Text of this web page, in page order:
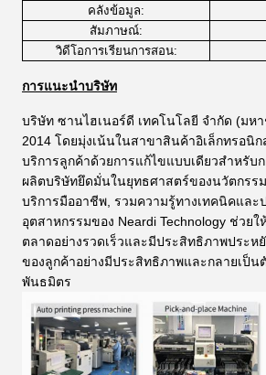
คลังข้อมูล:
สัมภาษณ์:
วิดีโอการเรียนการสอน:
การแนะนําบริษัท
บริษัท ซานไฮเนอร์ดี เทคโนโลยี จํากัด (มห
2014 โดยมุ่งเน้นในสาขาสินค้าอิเล็กทรอนิ
บริการลูกค้าด้วยการแก้ไขแบบเดียวสําหรับ
ผลิตบริษัทยึดมั่นในยุทธศาสตร์ของนวัตกรร
บริการมืออาชีพ, รวมความรู้ทางเทคนิคแล
อุตสาหกรรมของ Neardi Technology ช่วย
ตลาดอย่างรวดเร็วและมีประสิทธิภาพประห
ของลูกค้าอย่างมีประสิทธิภาพและกลายเป็
พันธมิตร